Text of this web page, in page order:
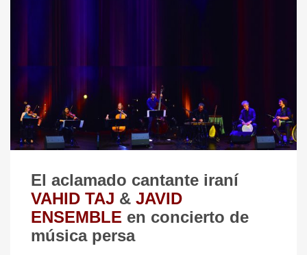
El aclamado cantante iraní
VAHID TAJ & JAVID
ENSEMBLE en concierto de
música persa